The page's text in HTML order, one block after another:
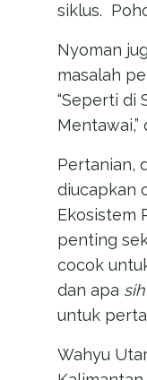
siklus.
Nyoman
masalah
“Seperti di
Pertanian,
diucapkan
Ekosistem
penting
cocok
dan apa sih
untuk
Wahyu